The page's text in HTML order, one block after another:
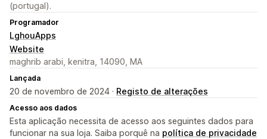
(portugal).
Programador
LghouApps
Website
maghrib arabi, kenitra, 14090, MA
Lançada
20 de novembro de 2024 · Registo de alterações
Acesso aos dados
Esta aplicação necessita de acesso aos seguintes dados para
funcionar na sua loja. Saiba porquê na política de privacidade